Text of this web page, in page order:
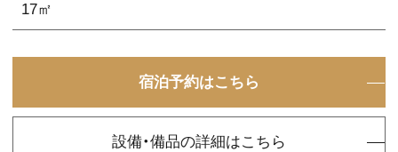
17㎡
宿泊予約はこちら
設備・備品の詳細はこちら